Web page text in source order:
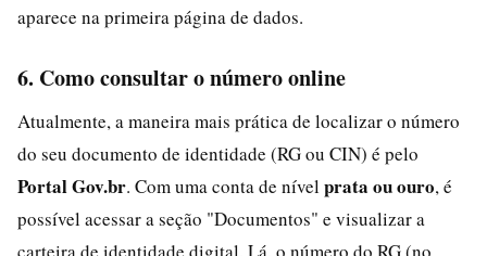
aparece na primeira página de dados.
6. Como consultar o número online
Atualmente, a maneira mais prática de localizar o número
do seu documento de identidade (RG ou CIN) é pelo
Portal Gov.br. Com uma conta de nível prata ou ouro, é
possível acessar a seção "Documentos" e visualizar a
carteira de identidade digital. Lá, o número do RG (no